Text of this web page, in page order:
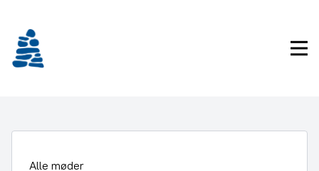
indhold
Alle møder